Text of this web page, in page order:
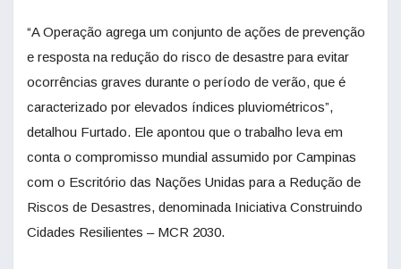
“A Operação agrega um conjunto de ações de prevenção
e resposta na redução do risco de desastre para evitar
ocorrências graves durante o período de verão, que é
caracterizado por elevados índices pluviométricos”,
detalhou Furtado. Ele apontou que o trabalho leva em
conta o compromisso mundial assumido por Campinas
com o Escritório das Nações Unidas para a Redução de
Riscos de Desastres, denominada Iniciativa Construindo
Cidades Resilientes – MCR 2030.